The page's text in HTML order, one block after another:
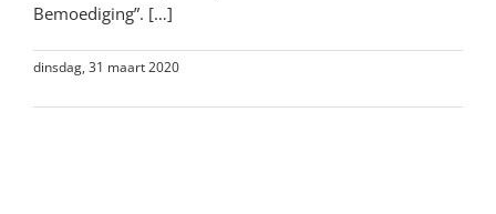
Bemoediging”. […]
dinsdag, 31 maart 2020